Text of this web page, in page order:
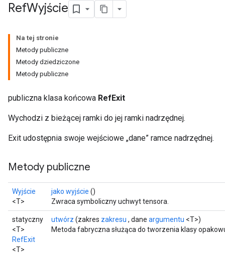
RefWyjście
Na tej stronie
Metody publiczne
Metody dziedziczone
Metody publiczne
publiczna klasa końcowa RefExit
Wychodzi z bieżącej ramki do jej ramki nadrzędnej.
Exit udostępnia swoje wejściowe „dane” ramce nadrzędnej.
Metody publiczne
Wyjście
<T>
jako wyjście ()
Zwraca symboliczny uchwyt tensora.
statyczny
<T>
RefExit
<T>
utwórz (zakres zakresu , dane argumentu <T>)
Metoda fabryczna służąca do tworzenia klasy